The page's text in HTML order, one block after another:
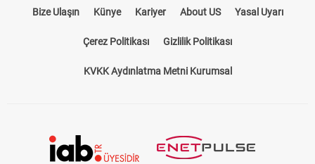
Bize Ulaşın Künye Kariyer About US Yasal Uyarı
Çerez Politikası Gizlilik Politikası
KVKK Aydınlatma Metni Kurumsal